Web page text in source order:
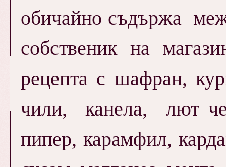
обичайно съдържа
собственик на
рецепта с шафран,
чили, канела, лют
пипер, карамфил,